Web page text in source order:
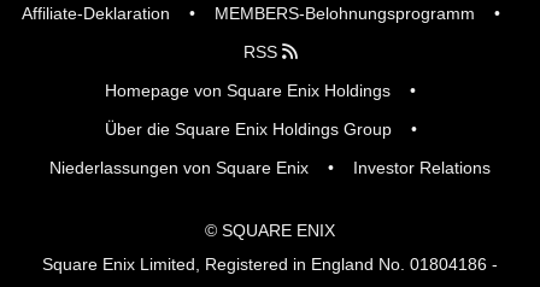
Affiliate-Deklaration
MEMBERS-Belohnungsprogramm
RSS
Homepage von Square Enix Holdings
Über die Square Enix Holdings Group
Niederlassungen von Square Enix
Investor Relations
© SQUARE ENIX
Square Enix Limited, Registered in England No. 01804186 -